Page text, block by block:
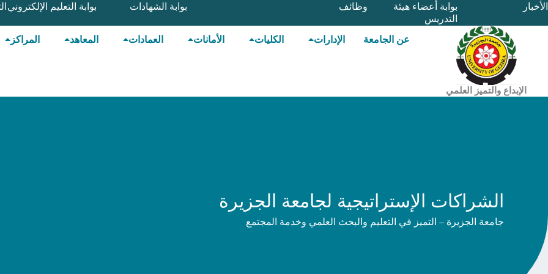
تخطي
إلى
الأخبار
بوابة أعضاء هيئة
التدريس
وظائف بوابة الشهادات بوابة التعليم الإلكتروني
الإبداع والتميز العلمي
عن الجامعة الإدارات الكليات الأمانات العمادات المعاهد المراكز
الشراكات الإستراتيجية لجامعة الجزيرة
جامعة الجزيرة – التميز في التعليم والبحث العلمي وخدمة المجتمع